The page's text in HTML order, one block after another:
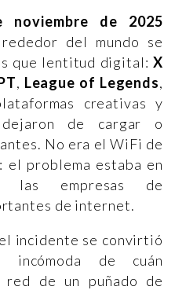
noviembre de 2025
del mundo se
que lentitud digital:X
, League of Legends,
creativas y
de cargar o
No era el WiFi de
el problema estaba en
empresas de
de internet.
incidente se convirtió
incómoda de cuán
de un puñado de